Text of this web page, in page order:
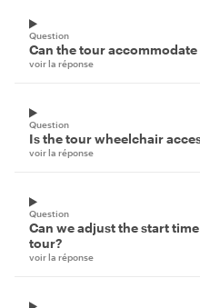
Question
Can the tour
voir la réponse
Question
Is the tour wheelchair
voir la réponse
Question
Can we adjust the start
tour?
voir la réponse